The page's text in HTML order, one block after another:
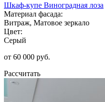
Шкаф-купе Виноградная лоза
Материал фасада:
Витраж, Матовое зеркало
Цвет:
Серый
от 60 000 руб.
Рассчитать